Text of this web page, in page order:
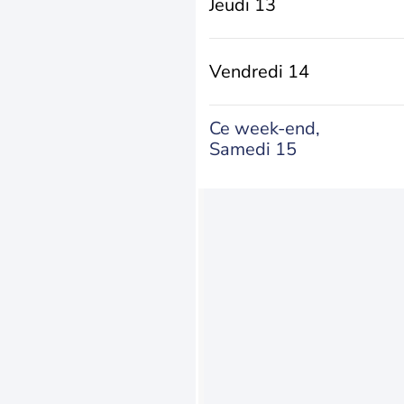
Jeudi 13
Vendredi 14
Ce week-end,
Samedi 15